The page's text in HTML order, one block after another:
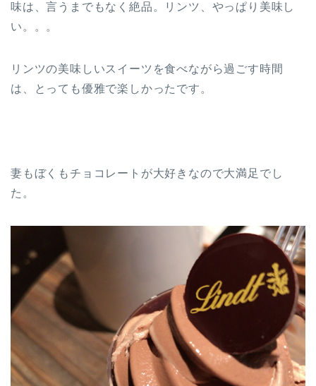
味は、言うまでもなく絶品。リンツ、やっぱり美味し
い。。。
リンツの美味しいスイーツを食べながら過ごす時間
は、とっても優雅で楽しかったです。
妻もぼくもチョコレートが大好きなので大満足でし
た。